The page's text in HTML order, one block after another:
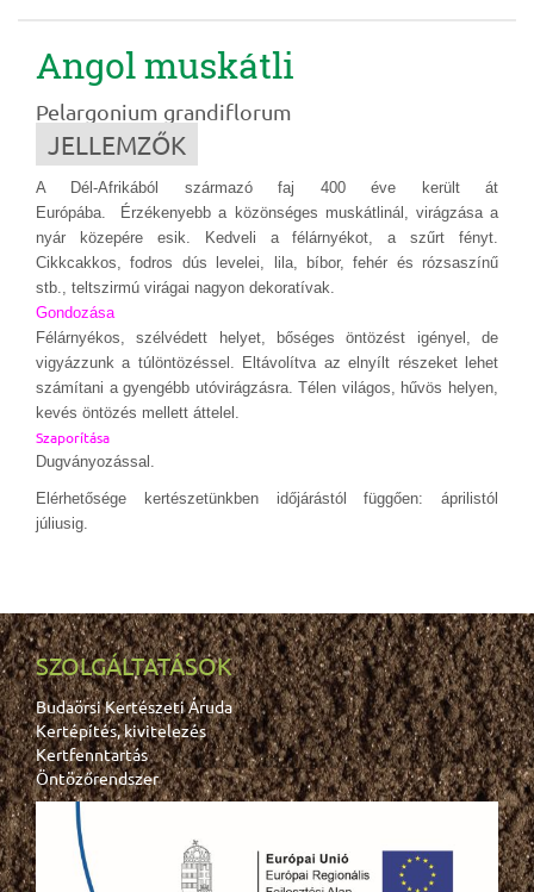
Angol muskátli
Pelargonium grandiflorum
JELLEMZŐK
A Dél-Afrikából származó faj 400 éve került át
Európába.
Érzékenyebb a közönséges muskátlinál, virágzása a
nyár közepére esik. Kedveli a félárnyékot, a szűrt fényt.
Cikkcakkos, fodros dús levelei, lila, bíbor, fehér és rózsaszínű
stb., teltszirmú virágai nagyon dekoratívak.
Gondozása
Félárnyékos, szélvédett helyet, bőséges öntözést igényel, de
vigyázzunk a túlöntözéssel. Eltávolítva az elnyílt részeket lehet
számítani a gyengébb utóvirágzásra. Télen világos, hűvös helyen,
kevés öntözés mellett áttelel.
Szaporítása
Dugványozással.
Elérhetősége kertészetünkben időjárástól függően: áprilistól
júliusig.
SZOLGÁLTATÁSOK
Budaörsi Kertészeti Áruda
Kertépítés, kivitelezés
Kertfenntartás
Öntözőrendszer